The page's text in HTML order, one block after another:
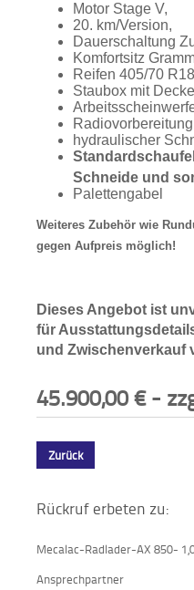
Motor Stage V,
20. km/Version,
Dauerschaltung
Komfortsitz
Reifen 405/70
Staubox mit
hydraulischer
Schneide und
Palettengabel
Weiteres Zubehör wie
gegen Aufpreis möglich!
Dieses Angebot ist
für
und Zwischenverkauf
45.900,00€-
Zurück
Rückruf erbeten zu:
Mecalac-Radlader-AX 850-
Ansprechpartner